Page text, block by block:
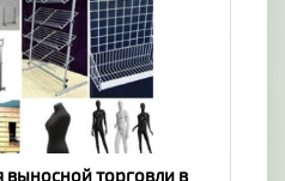
выносной торговли в